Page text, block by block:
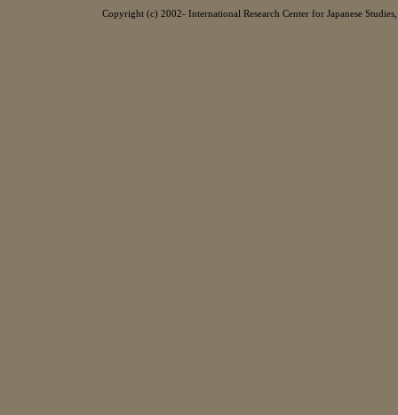
Copyright (c) 2002- International Research Center for Japanese